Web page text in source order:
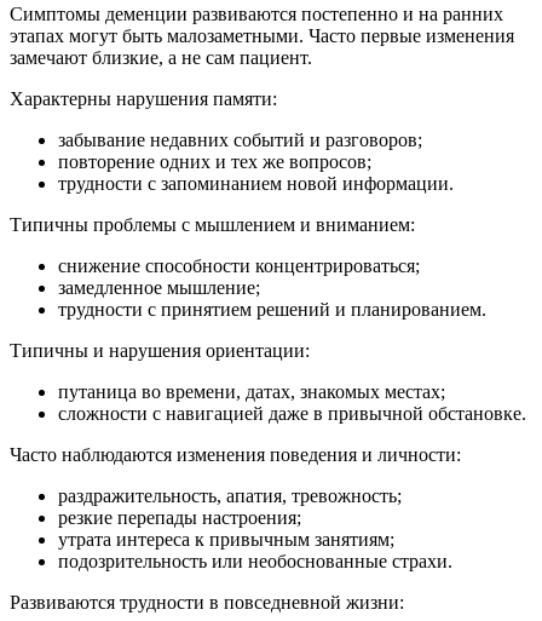
Симптомы деменции развиваются постепенно и на ранних
этапах могут быть малозаметными. Часто первые изменения
замечают близкие, а не сам пациент.
Характерны нарушения памяти:
забывание недавних событий и разговоров;
повторение одних и тех же вопросов;
трудности с запоминанием новой информации.
Типичны проблемы с мышлением и вниманием:
снижение способности концентрироваться;
замедленное мышление;
трудности с принятием решений и планированием.
Типичны и нарушения ориентации:
путаница во времени, датах, знакомых местах;
сложности с навигацией даже в привычной обстановке.
Часто наблюдаются изменения поведения и личности:
раздражительность, апатия, тревожность;
резкие перепады настроения;
утрата интереса к привычным занятиям;
подозрительность или необоснованные страхи.
Развиваются трудности в повседневной жизни: